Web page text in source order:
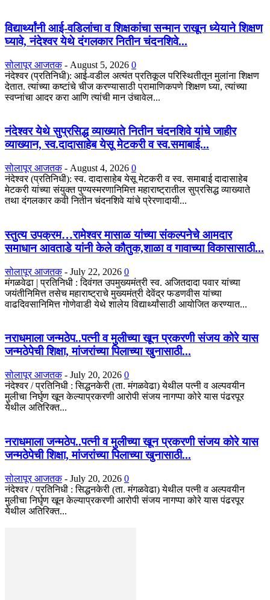
विद्यार्थ्यांनी आई-वडिलांचा व शिक्षकांचा सन्मान राखून ध्येयाने शिक्षण
घ्यावे, नंदेश्वर येथे दंगलकार नितीन चंदनशिवे...
सोलापूर आजतक - August 5, 2026 0
नंदेश्वर (प्रतिनिधी): आई-वडील अत्यंत प्रतिकूल परिस्थितीतून मुलांना शिक्षण
देतात. त्यांच्या कष्टांचे चीज करण्यासाठी प्रामाणिकपणे शिक्षण घ्या, त्यांच्या
स्वप्नांचा आदर करा आणि त्यांची मान उंचावेल...
नंदेश्वर येथे सुप्रसिद्ध व्याख्याते नितीन चंदनशिवे यांचे जाहीर
व्याख्यान, स्व.दादासाहेब येसू मेटकरी व स्व.समाबाई...
सोलापूर आजतक - August 4, 2026 0
नंदेश्वर (प्रतिनिधी): स्व. दादासाहेब येसू मेटकरी व स्व. समाबाई दादासाहेब
मेटकरी यांच्या संयुक्त पुण्यस्मरणानिमित्त महाराष्ट्रातील सुप्रसिद्ध व्याख्याते
तथा दंगलकार कवी नितीन चंदनशिवे यांचे प्रेरणादायी...
स्तुत्य उपक्रम…रामेश्वर मासाळ यांच्या संकल्पनेचे आमदार
समाधान आवताडे यांनी केले कौतुक,शाळा व गावाच्या विकासासाठी...
सोलापूर आजतक - July 22, 2026 0
मंगळवेढा | प्रतिनिधी : दिवंगत उपमुख्यमंत्री स्व. अजितदादा पवार यांच्या
जयंतीनिमित्त तसेच महाराष्ट्राचे मुख्यमंत्री देवेंद्र फडणवीस यांच्या
वाढदिवसानिमित्त गोणेवाडी येथे शालेय विद्यार्थ्यांसाठी आयोजित करण्यात...
नराधमाला जन्मठेप..पत्नी व मुलीच्या खून प्रकरणी संजय कोरे यास
जन्मठेपेची शिक्षा, मांजरांच्या पिलाच्या खुनासाठी...
सोलापूर आजतक - July 20, 2026 0
नंदेश्वर / प्रतिनिधी : सिद्धनकेरी (ता. मंगळवेढा) येथील पत्नी व अल्पवयीन
मुलीचा निर्घृण खून केल्याप्रकरणी आरोपी संजय नागप्पा कोरे यास पंढरपूर
येथील अतिरिक्त...
नराधमाला जन्मठेप..पत्नी व मुलीच्या खून प्रकरणी संजय कोरे यास
जन्मठेपेची शिक्षा, मांजरांच्या पिलाच्या खुनासाठी...
सोलापूर आजतक - July 20, 2026 0
नंदेश्वर / प्रतिनिधी : सिद्धनकेरी (ता. मंगळवेढा) येथील पत्नी व अल्पवयीन
मुलीचा निर्घृण खून केल्याप्रकरणी आरोपी संजय नागप्पा कोरे यास पंढरपूर
येथील अतिरिक्त...